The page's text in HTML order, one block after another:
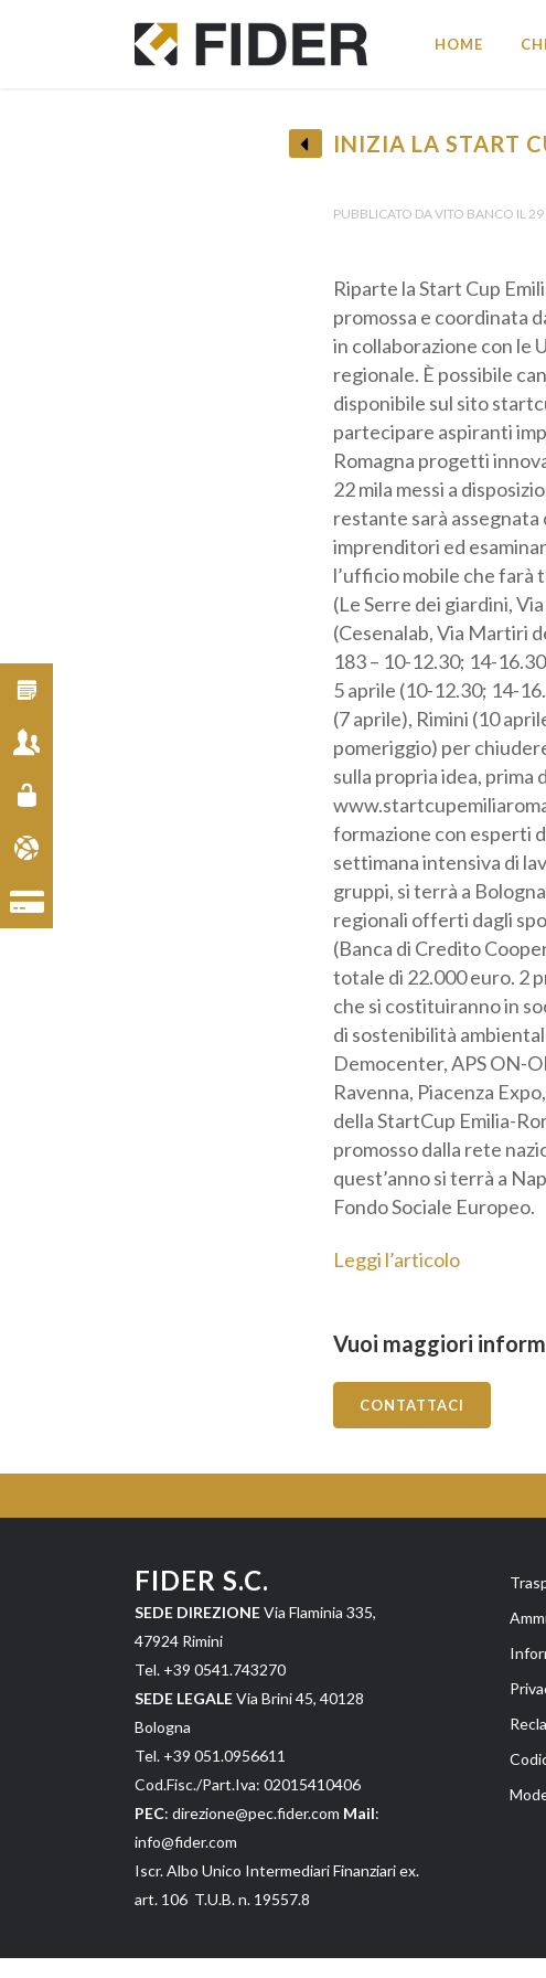
HOME
INIZIA LA START
PUBBLICATO DA VITO BANCO IL
Riparte la Start Cup
innovativi promossa e
industriale, in
sul territorio regionale. È
modulo disponibile sul
Possono partecipare
Emilia-Romagna
44.500 euro, 22 mila
mentre la parte restante
ascoltare gli aspiranti
scouting tour del
Si parte il 31 marzo da
A seguire il 3 aprile a
(Campus universitario
Reggio Emilia (piazzale
Ravenna (6 aprile),
Forlì (12 aprile mattina)
confrontarsi con gli
candidatura, è
progetti selezionati
quale, solo 20 progetti
idea. La finale, alla
ottobre e decreterà i
COFITER di 7000 e
Ravennate e Imolese)
speciali: il premio
cooperativa e il premio
premi locali offerti dai
Parmense Industriali,
Rinnova, Rimini
parteciperanno al PNI –
degli incubatori di
dicembre. La Start Cup
Leggi l’articolo
Vuoi maggiori
CONTATTACI
FIDER S.C.
SEDE DIREZIONEVia Flaminia 335,
47924 Rimini
Tel. +39 0541.743270
SEDE LEGALEVia Brini 45, 40128
Bologna
Tel. +39 051.0956611
Cod.Fisc./Part.Iva: 02015410406
PEC: direzione@pec.fider.comMail:
info@fider.com
Iscr. Albo Unico Intermediari Finanziari ex.
art. 106 T.U.B. n. 19557.8
Provincia
Categoria
ai sensi